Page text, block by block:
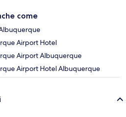
come
Airport Hotel
Airport Albuquerque
Airport Hotel Albuquerque